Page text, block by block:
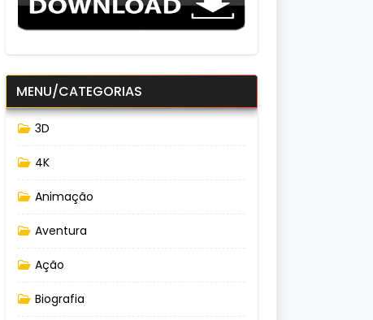
MENU/CATEGORIAS
3D
4K
Animação
Aventura
Ação
Biografia